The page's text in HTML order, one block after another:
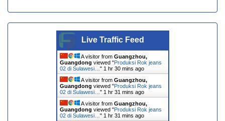
Live Traffic Feed
A visitor from Guangzhou,
Guangdong viewed "Produksi Rok jeans
02 di Sulawesi… " 1 hr 30 mins ago
A visitor from Guangzhou,
Guangdong viewed "Produksi Rok jeans
02 di Sulawesi… " 1 hr 31 mins ago
A visitor from Guangzhou,
Guangdong viewed "Produksi Rok jeans
02 di Sulawesi… " 1 hr 31 mins ago